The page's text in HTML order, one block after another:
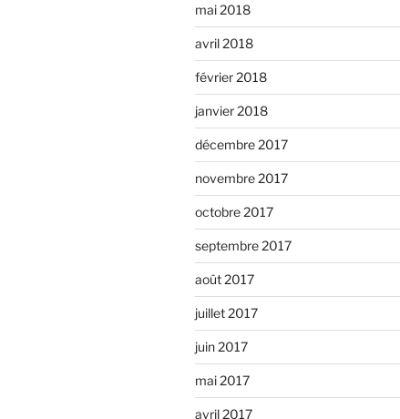
mai 2018
avril 2018
février 2018
janvier 2018
décembre 2017
novembre 2017
octobre 2017
septembre 2017
août 2017
juillet 2017
juin 2017
mai 2017
avril 2017